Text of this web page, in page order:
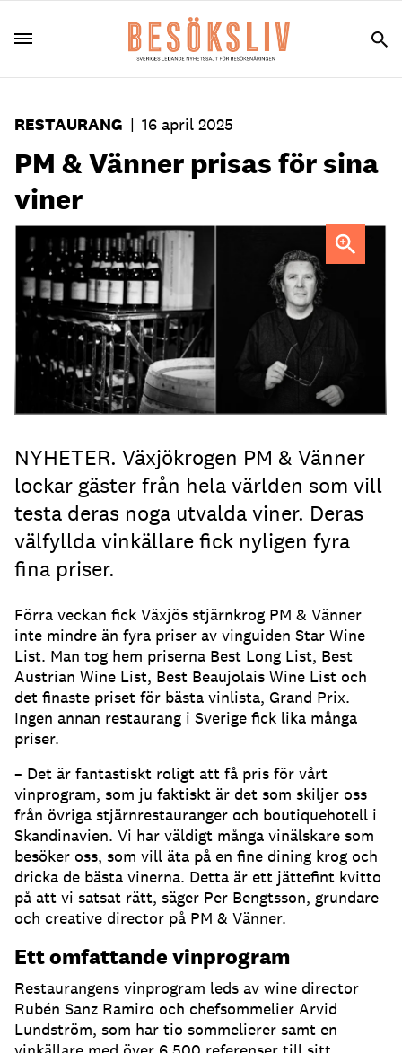
RESTAURANG | 16 april 2025
PM & Vänner prisas för sina
viner
Per Bengtsson
NYHETER. Växjökrogen PM & Vänner
lockar gäster från hela världen som vill
testa deras noga utvalda viner. Deras
välfyllda vinkällare fick nyligen fyra
fina priser.
Förra veckan fick Växjös stjärnkrog PM & Vänner
inte mindre än fyra priser av vinguiden Star Wine
List. Man tog hem priserna Best Long List, Best
Austrian Wine List, Best Beaujolais Wine List och
det finaste priset för bästa vinlista, Grand Prix.
Ingen annan restaurang i Sverige fick lika många
priser.
– Det är fantastiskt roligt att få pris för vårt
vinprogram, som ju faktiskt är det som skiljer oss
från övriga stjärnrestauranger och boutiquehotell i
Skandinavien. Vi har väldigt många vinälskare som
besöker oss, som vill äta på en fine dining krog och
dricka de bästa vinerna. Detta är ett jättefint kvitto
på att vi satsat rätt, säger Per Bengtsson, grundare
och creative director på PM & Vänner.
Ett omfattande vinprogram
Restaurangens vinprogram leds av wine director
Rubén Sanz Ramiro och chefsommelier Arvid
Lundström, som har tio sommelierer samt en